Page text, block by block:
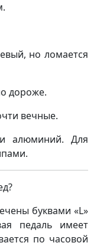
но ломается
дороже.
вечные.
алюминий. Для
буквами «L»
педаль имеет
по часовой